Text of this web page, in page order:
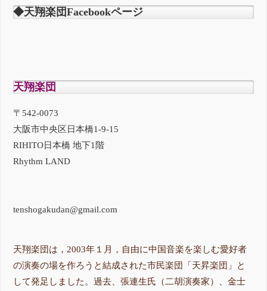
◆天翔楽団Facebookページ
天翔楽団
〒542-0073
大阪市中央区日本橋1-9-15
RIHITO日本橋 地下1階
Rhythm LAND
tenshogakudan@gmail.com
天翔楽団は，2003年１月，自由に中国音楽を楽しむ愛好者
の演奏の場を作ろうと結成された市民楽団「天昇楽団」と
して発足しました。過去、張連生氏（二胡演奏家）、金士